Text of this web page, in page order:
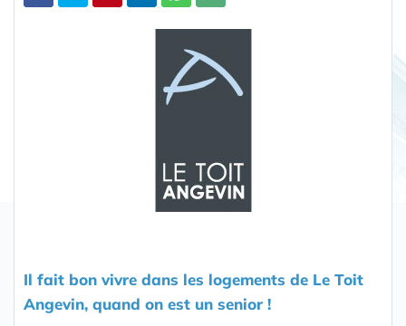
Il fait bon vivre dans les logements de Le Toit
Angevin, quand on est un senior !